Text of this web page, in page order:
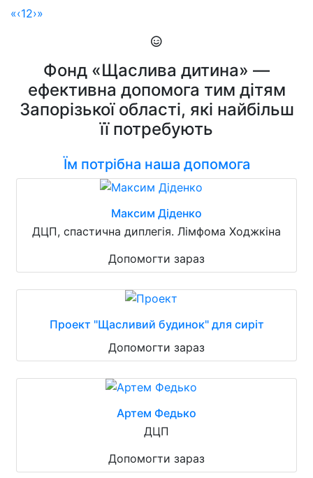
«‹12›»
Фонд «Щаслива дитина» —
ефективна допомога тим дітям
Запорізької області, які найбільш
її потребують
Їм потрібна наша допомога
Максим Діденко
ДЦП, спастична диплегія. Лімфома Ходжкіна
Допомогти зараз
Проект "Щасливий будинок" для сиріт
Допомогти зараз
Артем Федько
ДЦП
Допомогти зараз